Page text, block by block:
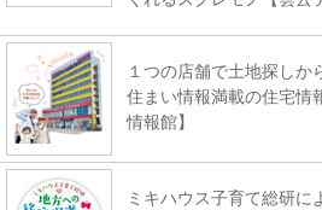
１つの店舗で土地探し
住まい情報満載の住宅情
情報館】
ミキハウス子育て総研に